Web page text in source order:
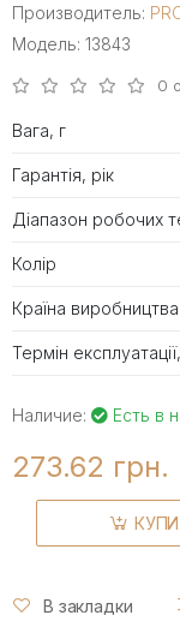
Производитель:
Модель: 13843
0
Вага, г
Гарантія, рік
Діапазон робочих
Колір
Країна виробництва
Термін
Наличие: Есть в
273.62 грн.
В закладки